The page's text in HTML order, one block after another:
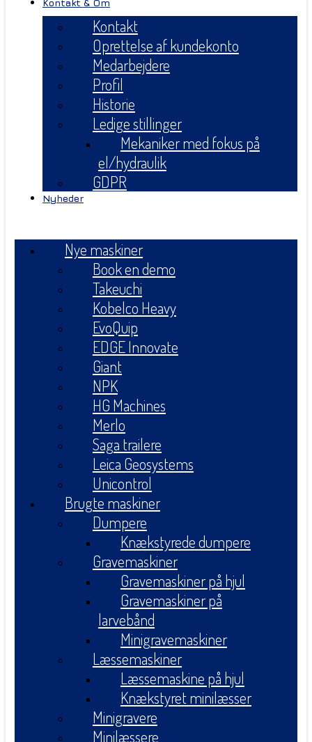
Kontakt & Om
Kontakt
Oprettelse af kundekonto
Medarbejdere
Profil
Historie
Ledige stillinger
Mekaniker med fokus på
el/hydraulik
GDPR
Nyheder
Nye maskiner
Book en demo
Takeuchi
Kobelco Heavy
EvoQuip
EDGE Innovate
Giant
NPK
HG Machines
Merlo
Saga trailere
Leica Geosystems
Unicontrol
Brugte maskiner
Dumpere
Knækstyrede dumpere
Gravemaskiner
Gravemaskiner på hjul
Gravemaskiner på
larvebånd
Minigravemaskiner
Læssemaskiner
Læssemaskine på hjul
Knækstyret minilæsser
Minigravere
Minilæssere